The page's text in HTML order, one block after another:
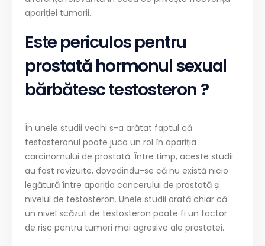
apariției tumorii.
Este periculos pentru
prostată hormonul sexual
bărbătesc testosteron ?
În unele studii vechi s-a arătat faptul că
testosteronul poate juca un rol în apariția
carcinomului de prostată. Între timp, aceste studii
au fost revizuite, dovedindu-se că nu există nicio
legătură între apariția cancerului de prostată și
nivelul de testosteron. Unele studii arată chiar că
un nivel scăzut de testosteron poate fi un factor
de risc pentru tumori mai agresive ale prostatei.